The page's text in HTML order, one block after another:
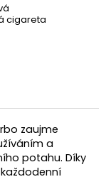
cigareta
zaujme
a
potahu. Díky